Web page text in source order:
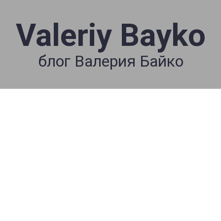
Valeriy Bayko
блог Валерия Байко